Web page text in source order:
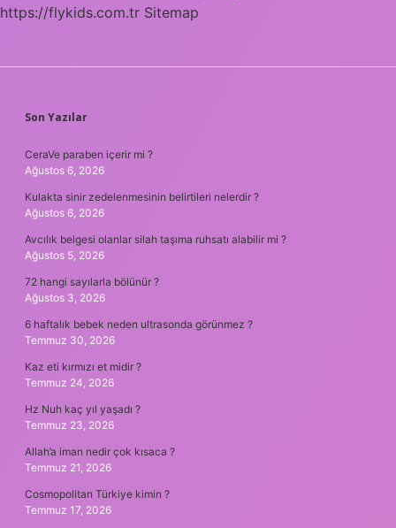
https://flykids.com.tr Sitemap
SIDEBAR
Son Yazılar
CeraVe paraben içerir mi ?
Ağustos 6, 2026
Kulakta sinir zedelenmesinin belirtileri nelerdir ?
Ağustos 6, 2026
Avcılık belgesi olanlar silah taşıma ruhsatı alabilir mi ?
Ağustos 5, 2026
72 hangi sayılarla bölünür ?
Ağustos 3, 2026
6 haftalık bebek neden ultrasonda görünmez ?
Temmuz 30, 2026
Kaz eti kırmızı et midir ?
Temmuz 24, 2026
Hz Nuh kaç yıl yaşadı ?
Temmuz 23, 2026
Allah’a iman nedir çok kısaca ?
Temmuz 21, 2026
Cosmopolitan Türkiye kimin ?
Temmuz 17, 2026